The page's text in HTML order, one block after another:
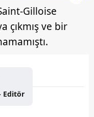
Gilloise
çıkmış ve bir
Editör